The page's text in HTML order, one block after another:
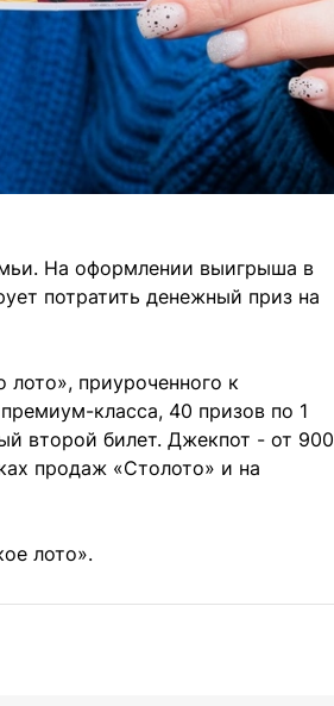
На оформлении выигрыша в
потратить денежный приз на
лото», приуроченного к
класса, 40 призов по 1
второй билет. Джекпот - от 900
продаж «Столото» и на
лото».